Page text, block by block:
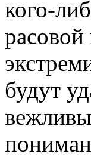
кого-
будут